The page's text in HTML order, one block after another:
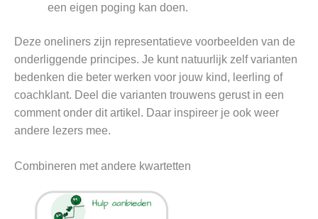
een eigen poging kan doen.
Deze oneliners zijn representatieve voorbeelden van de
onderliggende principes. Je kunt natuurlijk zelf varianten
bedenken die beter werken voor jouw kind, leerling of
coachklant. Deel die varianten trouwens gerust in een
comment onder dit artikel. Daar inspireer je ook weer
andere lezers mee.
Combineren met andere kwartetten